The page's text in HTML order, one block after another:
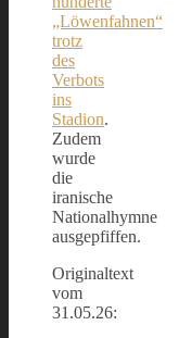
„Löwenfahnen“
trotz
des
Verbots
ins
Stadion.
Zudem
wurde
die
iranische
Nationalhymne
ausgepfiffen.
Originaltext
vom
31.05.26: